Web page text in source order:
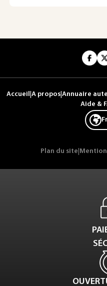
Accueil A propos Annuaire
Aide &
Plan du site